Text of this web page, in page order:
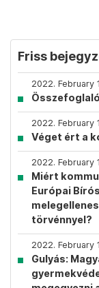
Friss
2022. February
2022. February
Véget ért a
2022. February
Miért
Európai
törvénnyel?
2022. February
Gulyás: